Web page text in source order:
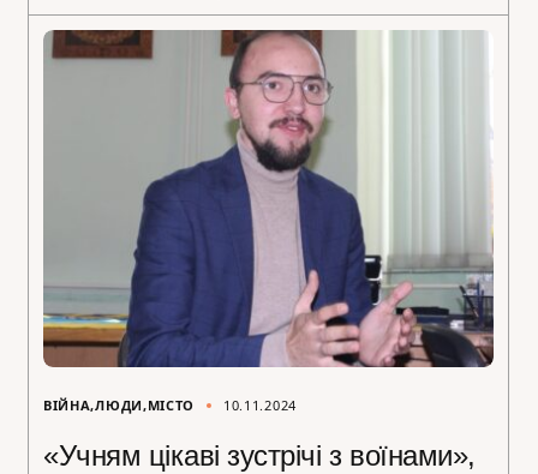
ВІЙНА ЛЮДИ МІСТО 10.11.2024
«Учням цікаві зустрічі з воїнами»,